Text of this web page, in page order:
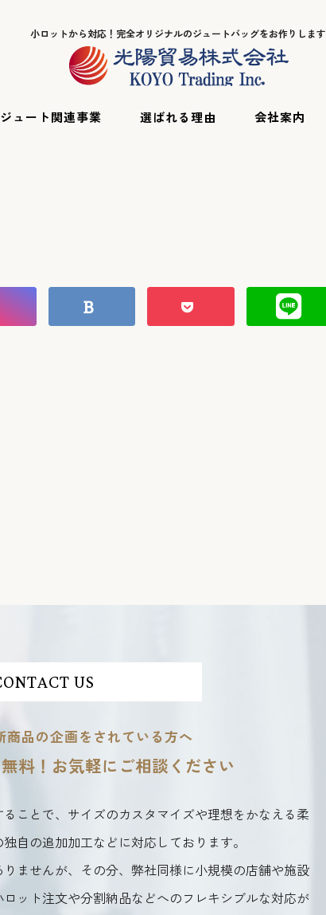
小ロットから対応！完全オリジナルのジュートバッグをお作りします
ジュート関連事業 選ばれる理由 会社案内
US
商品の企画をされている方へ
料！ お気軽にご相談ください
ことで、サイズのカスタマイズや理想をかなえる柔
自の追加加工などに対応しております。
ませんが、その分、弊社同様に小規模の店舗や施設
ット注文や分割納品などへのフレキシブルな対応が